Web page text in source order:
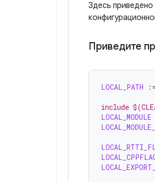
Здесь
Приведите
LOCAL_PATH :=
include
LOCAL_MODULE